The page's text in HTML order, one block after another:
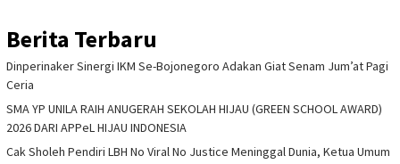
Berita Terbaru
Dinperinaker Sinergi IKM Se-Bojonegoro Adakan Giat Senam Jum’at Pagi
Ceria
SMA YP UNILA RAIH ANUGERAH SEKOLAH HIJAU (GREEN SCHOOL AWARD)
2026 DARI APPeL HIJAU INDONESIA
Cak Sholeh Pendiri LBH No Viral No Justice Meninggal Dunia, Ketua Umum